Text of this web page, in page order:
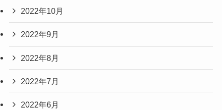
2022年10月
2022年9月
2022年8月
2022年7月
2022年6月